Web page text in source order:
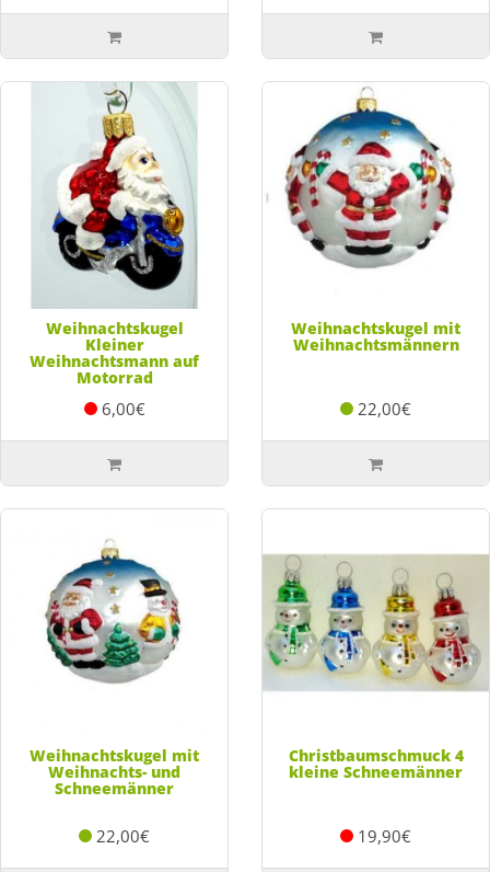
Weihnachtskugel
Kleiner
Weihnachtsmann auf
Motorrad
6,00€
Weihnachtskugel mit
Weihnachtsmännern
22,00€
Weihnachtskugel mit
Weihnachts- und
Schneemänner
22,00€
Christbaumschmuck 4
kleine Schneemänner
19,90€